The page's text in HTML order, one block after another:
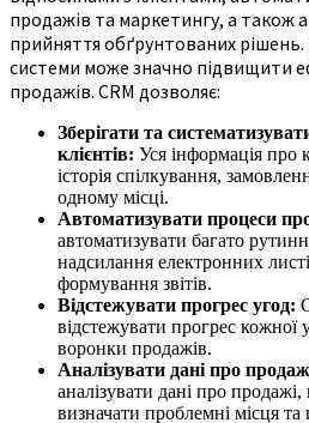
продажів та маркетингу, а також
прийняття обґрунтованих
системи може значно підвищити
продажів. CRM дозволяє:
Зберігати та
клієнтів: Уся інформація про
історія спілкування,
одному місці.
Автоматизувати процеси
автоматизувати багато
надсилання електронних
формування звітів.
Відстежувати прогрес угод:
відстежувати прогрес кожної
воронки продажів.
Аналізувати дані про
аналізувати дані про продажі,
визначати проблемні місця